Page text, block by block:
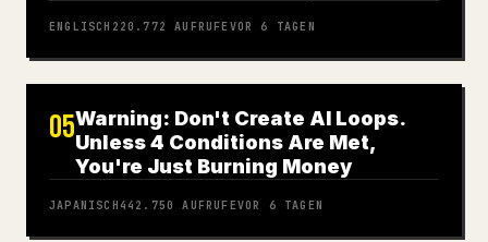
ENGLISCH 220.772 AUFRUFE VOR 6 TAGEN
05Warning: Don't Create AI Loops.
Unless 4 Conditions Are Met,
You're Just Burning Money
JAPANISCH442.750 AUFRUFEVOR 6 TAGEN